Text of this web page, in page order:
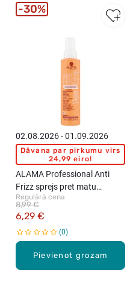
Pievienot grozam
02.08.2026 - 01.09.2026
Dāvana par pirkumu virs
24,99 eiro!
ALAMA Professional Anti
Frizz sprejs pret matu
pūkošanos un mitruma
iedarbību, 150ml
Regulārā cena
6,29 €
8,99 €
0
30%